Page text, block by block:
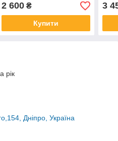
2 600₴
Купити
3
рік
Дніпро, Україна